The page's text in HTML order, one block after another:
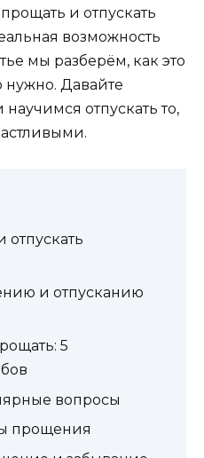
и отпускать
возможность
мы разберём, как это
нужно. Давайте
отпускать то,
и отпусканию
5
вопросы
прощения